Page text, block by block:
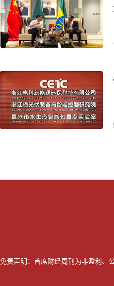
免责声明：首席财经周刊为非盈利、